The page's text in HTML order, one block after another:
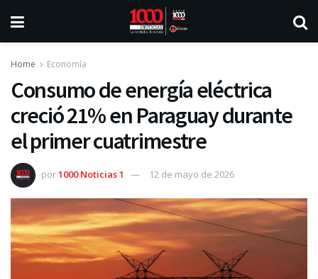
Home Economía
Consumo de energía eléctrica
creció 21% en Paraguay durante
el primer cuatrimestre
por1000 Noticias 1 12 de mayo de 2026